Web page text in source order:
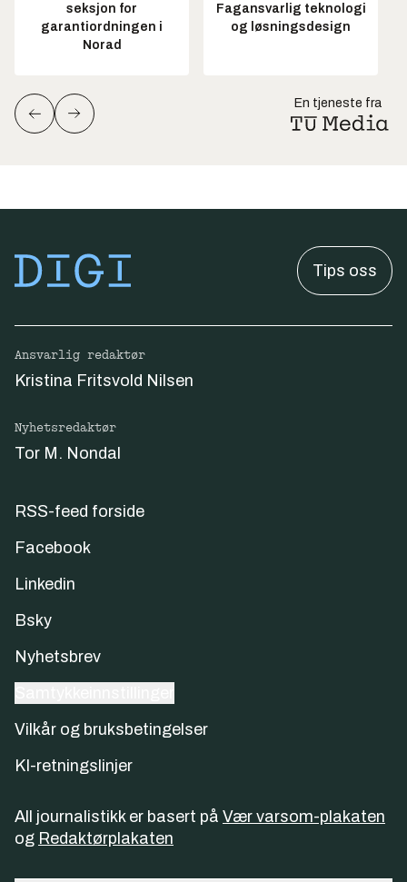
seksjon for
garantiordningen i
Norad
Fagansvarlig teknologi
og løsningsdesign
En tjeneste fra
Tips oss
Ansvarlig redaktør
Kristina Fritsvold Nilsen
Nyhetsredaktør
Tor M. Nondal
RSS-feed forside
Facebook
Linkedin
Bsky
Nyhetsbrev
Vilkår og bruksbetingelser
KI-retningslinjer
All journalistikk er basert på Vær varsom-plakaten
og Redaktørplakaten